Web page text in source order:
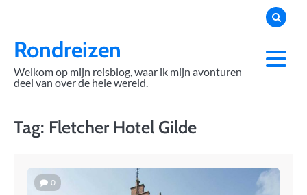
contentRondreizen
Welkom op mijn reisblog, waar ik mijn avonturen
deel van over de hele wereld.
Tag: Fletcher Hotel Gilde
0